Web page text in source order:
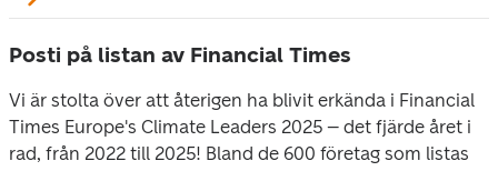
Posti på listan av Financial Times
Vi är stolta över att återigen ha blivit erkända i Financial
Times Europe's Climate Leaders 2025 – det fjärde året i
rad, från 2022 till 2025! Bland de 600 företag som listas